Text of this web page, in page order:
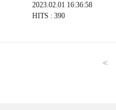
2023.02.01 16:36:58
HITS : 390
<<